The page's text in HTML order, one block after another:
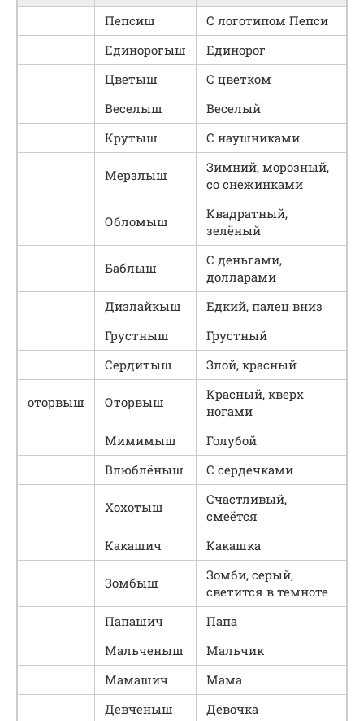
Пепсиш
С логотипом Пепси
Единорогыш
Единорог
Цветыш
С цветком
Веселыш
Веселый
Крутыш
С наушниками
Мерзлыш
Зимний, морозный,
со снежинками
Обломыш
Квадратный,
зелёный
Баблыш
С деньгами,
долларами
Дизлайкыш
Едкий, палец вниз
Грустныш
Грустный
Сердитыш
Злой, красный
оторвыш Оторвыш
Красный, кверх
ногами
Мимимыш
Голубой
Влюблёныш
С сердечками
Хохотыш
Счастливый,
смеётся
Какашич
Какашка
Зомбыш
Зомби, серый,
светится в темноте
Папашич
Папа
Мальченыш
Мальчик
Мамашич
Мама
Девченыш
Девочка